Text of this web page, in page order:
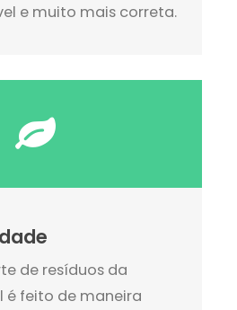
e muito mais correta.
de resíduos da
é feito de maneira